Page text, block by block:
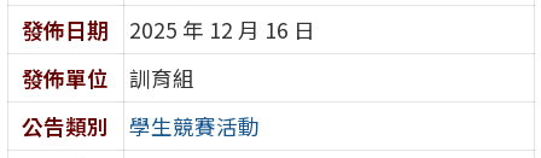
發佈日期
2025 年 12 月 16 日
發佈單位
訓育組
公告類別
學生競賽活動